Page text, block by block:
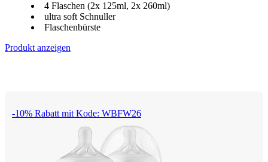
4 Flaschen (2x 125ml, 2x 260ml)
ultra soft Schnuller
Flaschenbürste
Produkt anzeigen
-10% Rabatt mit Kode: WBFW26